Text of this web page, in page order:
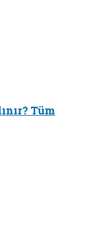
Tüm